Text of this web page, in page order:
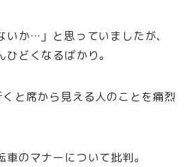
いか…」と思っていましたが、
どくなるばかり。
と席から見える人のことを痛烈
のマナーについて批判。